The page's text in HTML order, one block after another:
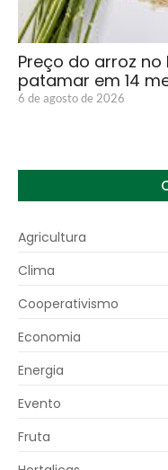
Preço do arroz
patamar em 14
6 de agosto de 2026
Agricultura
Clima
Cooperativismo
Economia
Energia
Evento
Fruta